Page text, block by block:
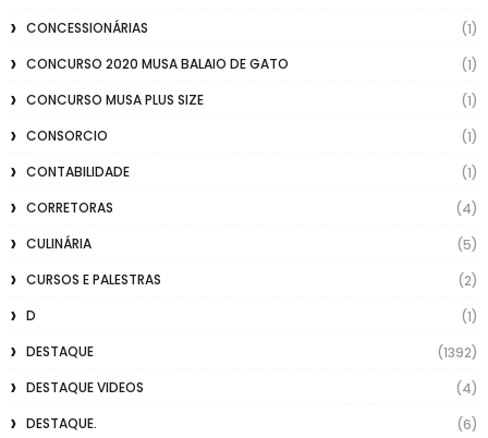
CONCESSIONÁRIAS
(1)
CONCURSO 2020 MUSA BALAIO DE GATO
(1)
CONCURSO MUSA PLUS SIZE
(1)
CONSORCIO
(1)
CONTABILIDADE
(1)
CORRETORAS
(4)
CULINÁRIA
(5)
CURSOS E PALESTRAS
(2)
D
(1)
DESTAQUE
(1392)
DESTAQUE VIDEOS
(4)
DESTAQUE.
(6)